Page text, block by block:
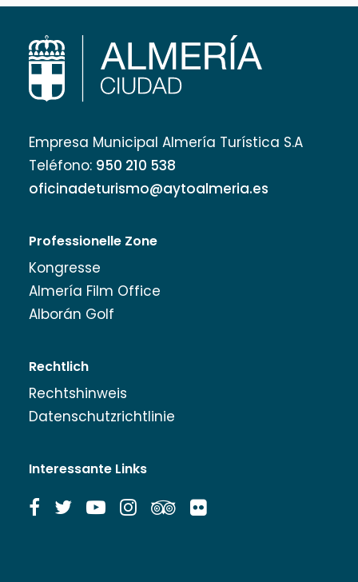
Empresa Municipal Almería Turística S.A
Teléfono: 950 210 538
oficinadeturismo@aytoalmeria.es
Professionelle Zone
Kongresse
Almería Film Office
Alborán Golf
Rechtlich
Rechtshinweis
Datenschutzrichtlinie
Interessante Links